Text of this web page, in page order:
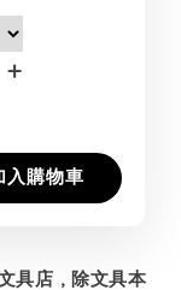
+
入購物車
具店，除文具本